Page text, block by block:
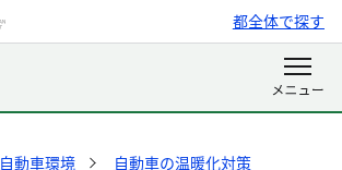
都全体で探す
自動車環境
自動車の温暖化対策